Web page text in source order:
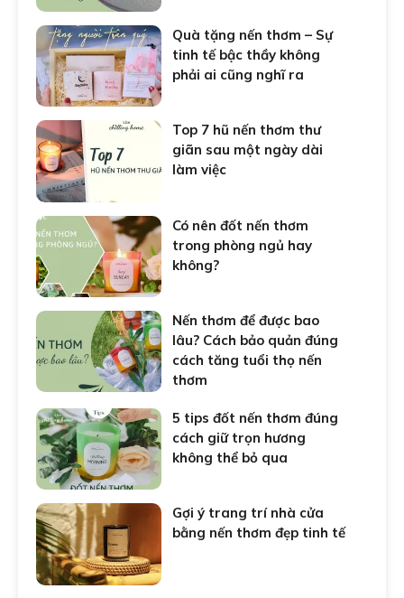
Quà tặng nến thơm – Sự
tinh tế bậc thầy không
phải ai cũng nghĩ ra
Top 7 hũ nến thơm thư
giãn sau một ngày dài
làm việc
Có nên đốt nến thơm
trong phòng ngủ hay
không?
Nến thơm để được bao
lâu? Cách bảo quản đúng
cách tăng tuổi thọ nến
thơm
5 tips đốt nến thơm đúng
cách giữ trọn hương
không thể bỏ qua
Gợi ý trang trí nhà cửa
bằng nến thơm đẹp tinh tế